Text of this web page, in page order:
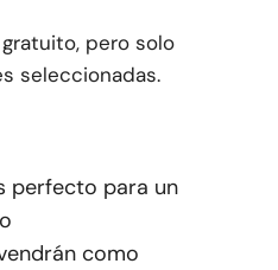
pero solo
seleccionadas.
perfecto para un
como